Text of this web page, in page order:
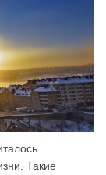
Такие